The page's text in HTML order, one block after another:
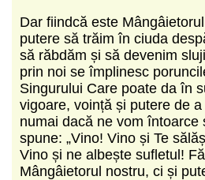
Dar fiindcă este
putere să trăim în ciuda
să răbdăm și să devenim
prin noi se împlinesc
Singurului Care poate da în
vigoare, voință și putere de
numai dacă ne vom întoarce
spune: „Vino! Vino și Te
Vino și ne albește sufletul!
Mângâietorul nostru, ci și